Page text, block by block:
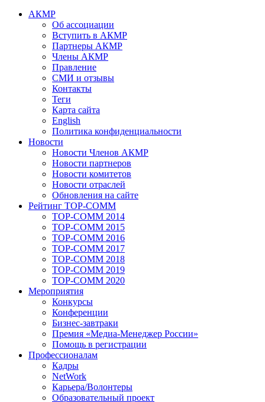
АКМР
Об ассоциации
Вступить в АКМР
Партнеры АКМР
Члены АКМР
Правление
СМИ и отзывы
Контакты
Теги
Карта сайта
English
Политика конфиденциальности
Новости
Новости Членов АКМР
Новости партнеров
Новости комитетов
Новости отраслей
Обновления на сайте
Рейтинг TOP-COMM
TOP-COMM 2014
TOP-COMM 2015
TOP-COMM 2016
TOP-COMM 2017
TOP-COMM 2018
TOP-COMM 2019
TOP-COMM 2020
Мероприятия
Конкурсы
Конференции
Бизнес-завтраки
Премия «Медиа-Менеджер России»
Помощь в регистрации
Профессионалам
Кадры
NetWork
Карьера/Волонтеры
Образовательный проект